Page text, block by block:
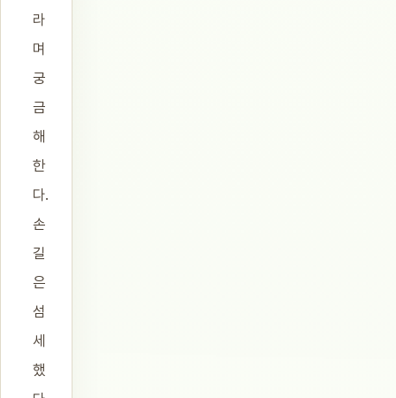
라
며
궁
금
해
한
다.
손
길
은
섬
세
했